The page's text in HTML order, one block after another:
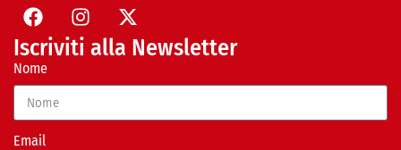
Iscriviti alla Newsletter
Nome
Email